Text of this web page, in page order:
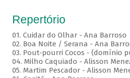
Repertório
01. Cuidar do Olhar - Ana Barroso
02. Boa Noite / Serana - Ana
03. Pout-pourri Cocos - (domínio
04. Milho Caquiado - Alisson
05. Martim Pescador - Alisson